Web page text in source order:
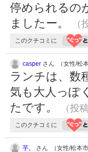
停められるの
ましたー。
このクチコミに
casper さん （女性/松
ランチは、数
気も大人っぽ
たです。
（投
このクチコミに
芋。 さん （女性/松本市